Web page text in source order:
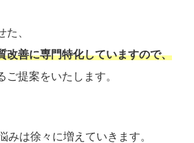
、
改善に専門特化していますので、
提案をいたします。
みは徐々に増えていきます。